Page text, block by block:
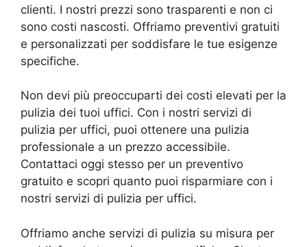
clienti. I nostri prezzi sono trasparenti e non ci
sono costi nascosti. Offriamo preventivi gratuiti
e personalizzati per soddisfare le tue esigenze
specifiche.
Non devi più preoccuparti dei costi elevati per la
pulizia dei tuoi uffici. Con i nostri servizi di
pulizia per uffici, puoi ottenere una pulizia
professionale a un prezzo accessibile.
Contattaci oggi stesso per un preventivo
gratuito e scopri quanto puoi risparmiare con i
nostri servizi di pulizia per uffici.
Offriamo anche servizi di pulizia su misura per